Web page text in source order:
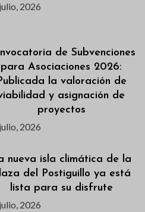
2026
de Subvenciones
para Asociaciones 2026:
la valoración de
y asignación de
proyectos
2026
nueva isla climática de la
del Postiguillo ya está
lista para su disfrute
2026